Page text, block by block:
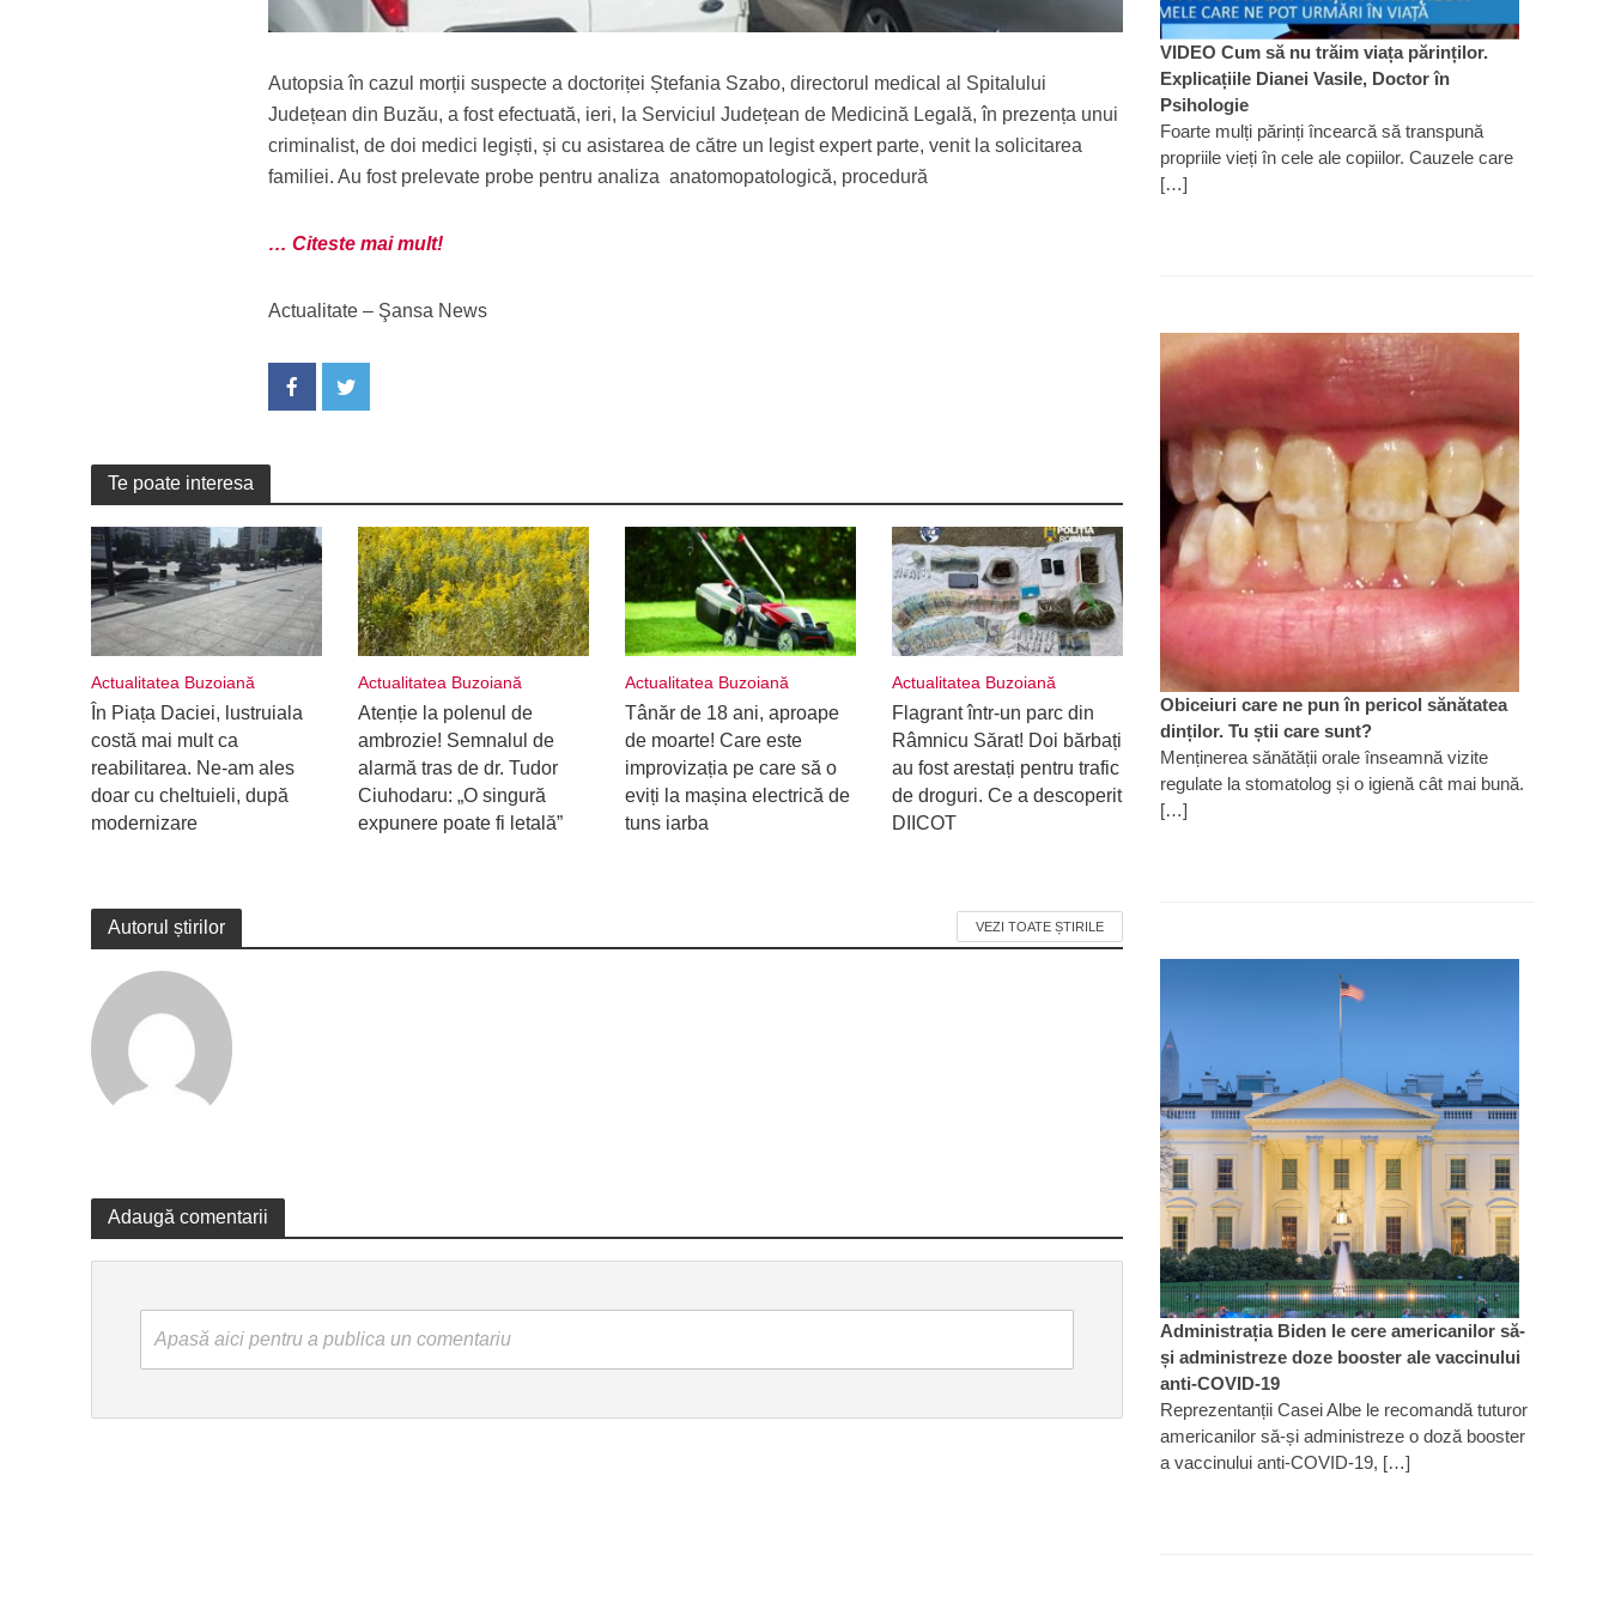
Autopsia în cazul morții suspecte a doctoriței Ștefania Szabo, directorul medical al Spitalului
Județean din Buzău, a fost efectuată, ieri, la Serviciul Județean de Medicină Legală, în prezența unui
criminalist, de doi medici legiști, și cu asistarea de către un legist expert parte, venit la solicitarea
familiei. Au fost prelevate probe pentru analiza anatomopatologică, procedură
… Citeste mai mult!
Actualitate – Şansa News
Te poate interesa
Actualitatea Buzoiană
În Piața Daciei, lustruiala
costă mai mult ca
reabilitarea. Ne-am ales
doar cu cheltuieli, după
modernizare
Actualitatea Buzoiană
Atenție la polenul de
ambrozie! Semnalul de
alarmă tras de dr. Tudor
Ciuhodaru: „O singură
expunere poate fi letală”
Actualitatea Buzoiană
Tânăr de 18 ani, aproape
de moarte! Care este
improvizația pe care să o
eviți la mașina electrică de
tuns iarba
Actualitatea Buzoiană
Flagrant într-un parc din
Râmnicu Sărat! Doi bărbați
au fost arestați pentru trafic
de droguri. Ce a descoperit
DIICOT
Autorul știrilor VEZI TOATE ȘTIRILE
Adaugă comentarii
Apasă aici pentru a publica un comentariu
VIDEO Cum să nu trăim viața părinților.
Explicațiile Dianei Vasile, Doctor în
Psihologie
Foarte mulți părinți încearcă să transpună
propriile vieți în cele ale copiilor. Cauzele care
[…]
Obiceiuri care ne pun în pericol sănătatea
dinților. Tu știi care sunt?
Menținerea sănătății orale înseamnă vizite
regulate la stomatolog și o igienă cât mai bună.
[…]
Administrația Biden le cere americanilor să-
și administreze doze booster ale vaccinului
anti-COVID-19
Reprezentanții Casei Albe le recomandă tuturor
americanilor să-și administreze o doză booster
a vaccinului anti-COVID-19, […]